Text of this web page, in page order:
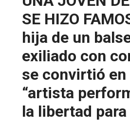
SE HIZO
hija de un
exiliado con
se convirtió en
“artista
la libertad para